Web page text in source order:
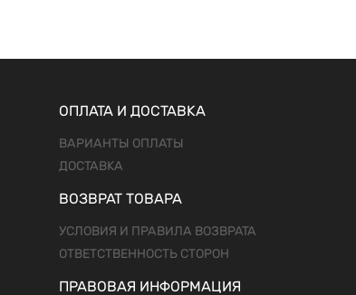
ОПЛАТА И ДОСТАВКА
ВАРИАНТЫ ОПЛАТЫ
ДОСТАВКА
ВОЗВРАТ ТОВАРА
УСЛОВИЯ И ПРАВИЛА ВОЗВРАТА
ОТВЕТСТВЕННОСТЬ СТОРОН
ПРАВОВАЯ ИНФОРМАЦИЯ